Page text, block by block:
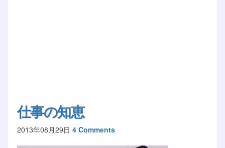
仕事の知恵
2013年08月29日 4 Comments